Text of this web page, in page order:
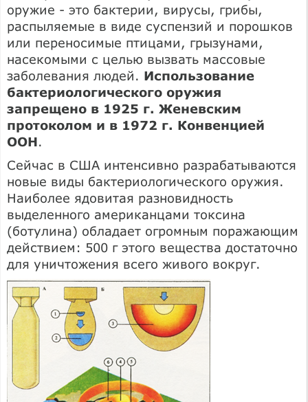
оружие - это бактерии, вирусы, грибы,
распыляемые в виде суспензий и порошков
или переносимые птицами, грызунами,
насекомыми с целью вызвать массовые
заболевания людей. Использование
бактериологического оружия
запрещено в 1925 г. Женевским
протоколом и в 1972 г. Конвенцией
ООН.
Сейчас в США интенсивно разрабатываются
новые виды бактериологического оружия.
Наиболее ядовитая разновидность
выделенного американцами токсина
(ботулина) обладает огромным поражающим
действием: 500 г этого вещества достаточно
для уничтожения всего живого вокруг.